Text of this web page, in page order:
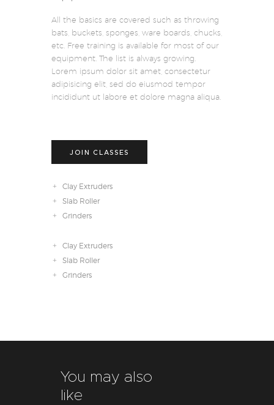
All the basics are covered such as throwing
bats, buckets, sponges, ware boards, chucks,
etc. Free training is available for most of our
equipment. The list is always growing.
Lorem ipsum dolor sit amet, consectetur
adipisicing elit, sed do eiusmod tempor
incididunt ut labore et dolore magna aliqua.
JOIN CLASSES
Clay Extruders
Slab Roller
Grinders
Clay Extruders
Slab Roller
Grinders
You may also
like